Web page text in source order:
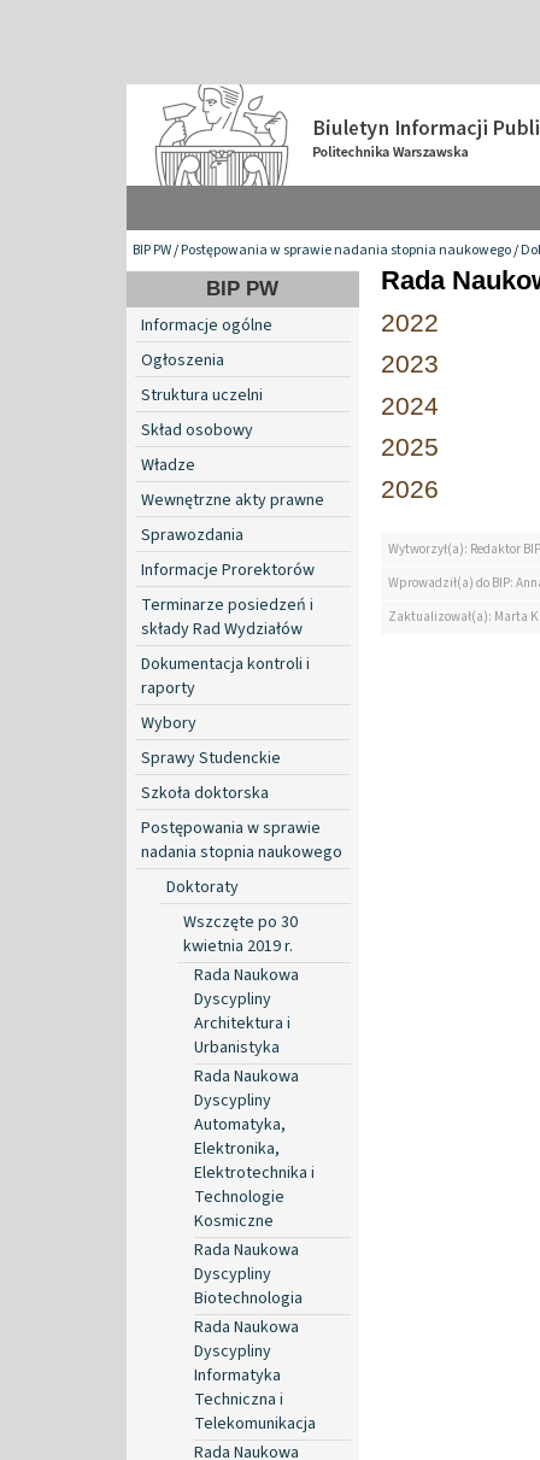
BIP PW/Postępowania w sprawie nadania stopnia naukowego/
BIP PW
Informacje ogólne
Ogłoszenia
Struktura uczelni
Skład osobowy
Władze
Wewnętrzne akty prawne
Sprawozdania
Informacje Prorektorów
Terminarze posiedzeń i
składy Rad Wydziałów
Dokumentacja kontroli i
raporty
Wybory
Sprawy Studenckie
Szkoła doktorska
Postępowania w sprawie
nadania stopnia naukowego
Doktoraty
Wszczęte po 30
kwietnia 2019 r.
Rada Naukowa
Dyscypliny
Architektura i
Urbanistyka
Rada Naukowa
Dyscypliny
Automatyka,
Elektronika,
Elektrotechnika i
Technologie
Kosmiczne
Rada Naukowa
Dyscypliny
Biotechnologia
Rada Naukowa
Dyscypliny
Informatyka
Techniczna i
Telekomunikacja
Rada Naukowa
Rada
2022
2023
2024
2025
2026
Wytworzył(a): Redaktor BIP
Wprowadził(a) do BIP:
Zaktualizował(a): Marta